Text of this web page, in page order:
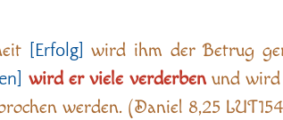
[Erfolg] wird ihm der Betrug
wird er viele verderbenund wird
werden. (Daniel 8,25